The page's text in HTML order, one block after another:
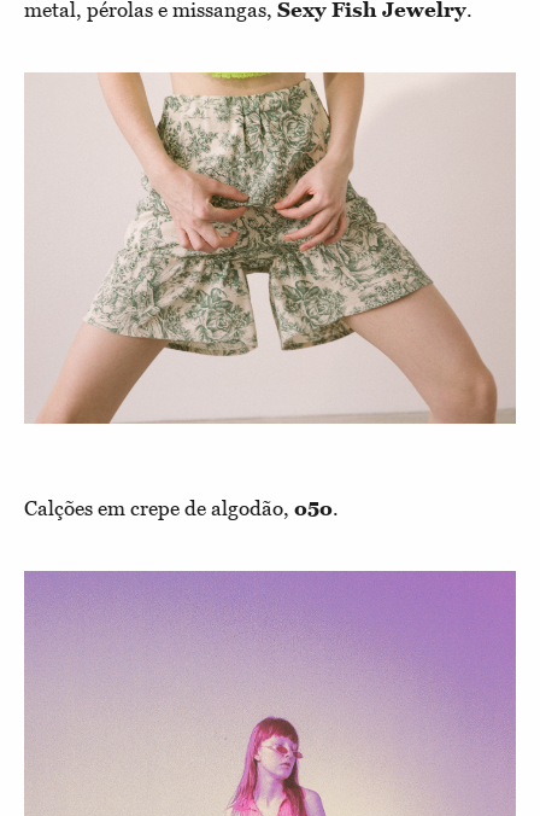
metal, pérolas e missangas, Sexy Fish Jewelry.
Calções em crepe de algodão, o5o.